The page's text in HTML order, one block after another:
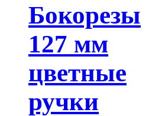
Бокорезы
127 мм
цветные
ручки